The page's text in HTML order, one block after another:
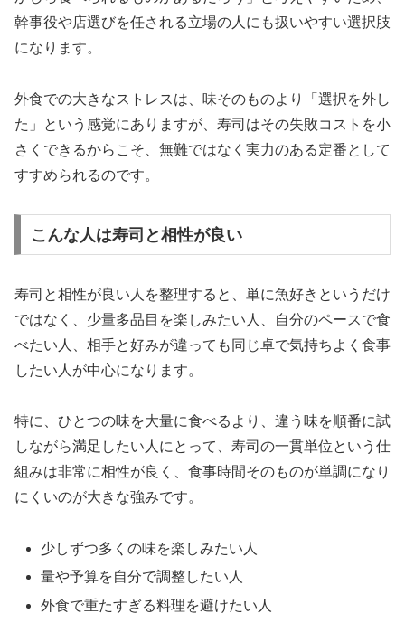
幹事役や店選びを任される立場の人にも扱いやすい選択肢
になります。
外食での大きなストレスは、味そのものより「選択を外し
た」という感覚にありますが、寿司はその失敗コストを小
さくできるからこそ、無難ではなく実力のある定番として
すすめられるのです。
こんな人は寿司と相性が良い
寿司と相性が良い人を整理すると、単に魚好きというだけ
ではなく、少量多品目を楽しみたい人、自分のペースで食
べたい人、相手と好みが違っても同じ卓で気持ちよく食事
したい人が中心になります。
特に、ひとつの味を大量に食べるより、違う味を順番に試
しながら満足したい人にとって、寿司の一貫単位という仕
組みは非常に相性が良く、食事時間そのものが単調になり
にくいのが大きな強みです。
少しずつ多くの味を楽しみたい人
量や予算を自分で調整したい人
外食で重たすぎる料理を避けたい人